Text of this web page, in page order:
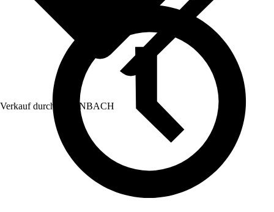
Verkauf durch: HORNBACH